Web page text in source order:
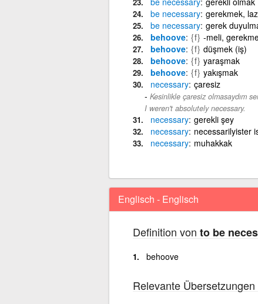
be necessary gerekmek,
be necessary gerek
behoove {f} -meli,
behoove {f} düşmek (iş)
behoove {f} yaraşmak
behoove {f} yakışmak
necessary çaresiz
Kesinlikle çaresiz olmasaydım
I weren't absolutely necessary.
necessary gerekli şey
necessary necessarilyister
necessary muhakkak
Englisch - Englisch
Definition von to be
behoove
Relevante Übersetzungen